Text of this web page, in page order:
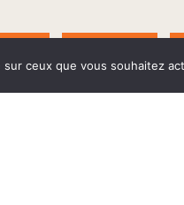
ceux que vous souhaitez